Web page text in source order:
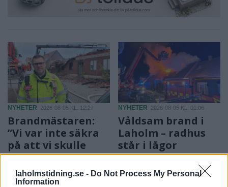
laholmstidning.se - Do Not Process My Personal
Information
NYHETER 2026-08-05 KL. 12:27
Brandmästaren:
”Vi var inte säkra
på att vi skulle
lyckas”
Storbranden kunde ha fått
betydligt värre följder.
NYHETER 2026-08-05 KL. 01:06
Våldsam brand i
Laholm – radhus
står i lågor
Brandmästare Andreas
Randevik: